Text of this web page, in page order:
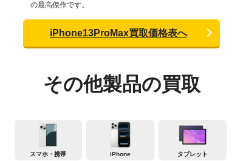
の最高傑作です。
iPhone13ProMax買取価格表へ
その他製品の買取
スマホ・携帯 iPhone タブレット